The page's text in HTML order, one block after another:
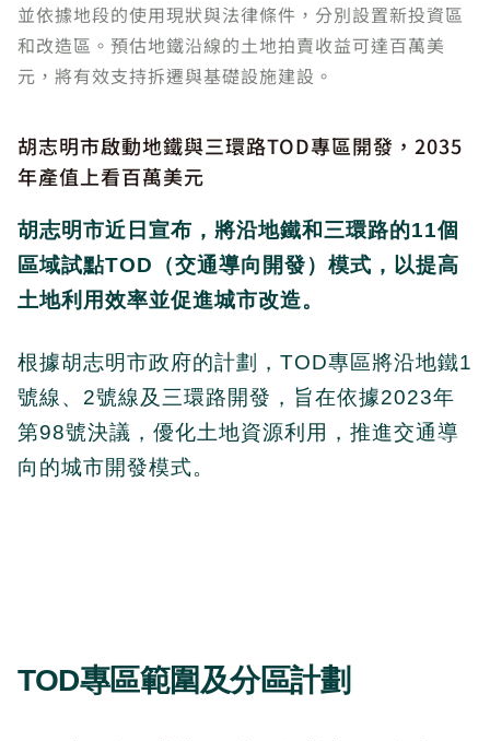
並依據地段的使用現狀與法律條件，分別設置新投資區
和改造區。預估地鐵沿線的土地拍賣收益可達百萬美
元，將有效支持拆遷與基礎設施建設。
胡志明市啟動地鐵與三環路TOD專區開發，2035
年產值上看百萬美元
胡志明市近日宣布，將沿地鐵和三環路的11個
區域試點TOD（交通導向開發）模式，以提高
土地利用效率並促進城市改造。
根據胡志明市政府的計劃，TOD專區將沿地鐵1
號線、2號線及三環路開發，旨在依據2023年
第98號決議，優化土地資源利用，推進交通導
向的城市開發模式。
TOD專區範圍及分區計劃